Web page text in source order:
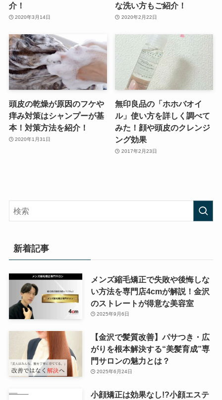
介！
2020年3月14日
な洗い方もご紹介！
2020年2月22日
頭皮の乾燥が原因のフケや
痒み対策はシャンプーが基
本！対策方法を紹介！
2020年1月31日
無印良品の「ホホバオイ
ル」使い方を詳しく調べて
みた！顔や頭皮のクレンジ
ング効果
2017年2月23日
新着記事
メンズ縮毛矯正で失敗や後悔しな
い方法を専門店4cmが解説！金沢
のストレートが得意な美容室
2025年9月6日
【金沢で髪質改善】パサつき・広
がりを根本解決する“美髪育成”専
門サロンの魅力とは？
2025年6月24日
小顔矯正は効果なし!?小顔エステ